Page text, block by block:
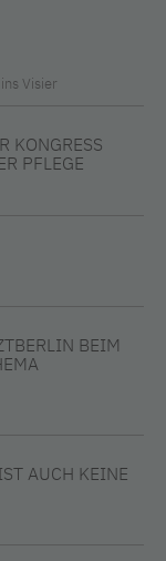
Visier
KONGRESS
PFLEGE
BEIM
AUCH KEINE